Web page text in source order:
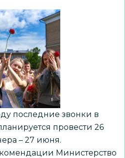
последние звонки в
провести 26
– 27 июня.
Министерство